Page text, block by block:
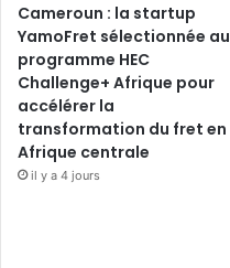
Cameroun : la startup
YamoFret sélectionnée au
programme HEC
Challenge+ Afrique pour
accélérer la
transformation du fret en
Afrique centrale
il y a 4 jours